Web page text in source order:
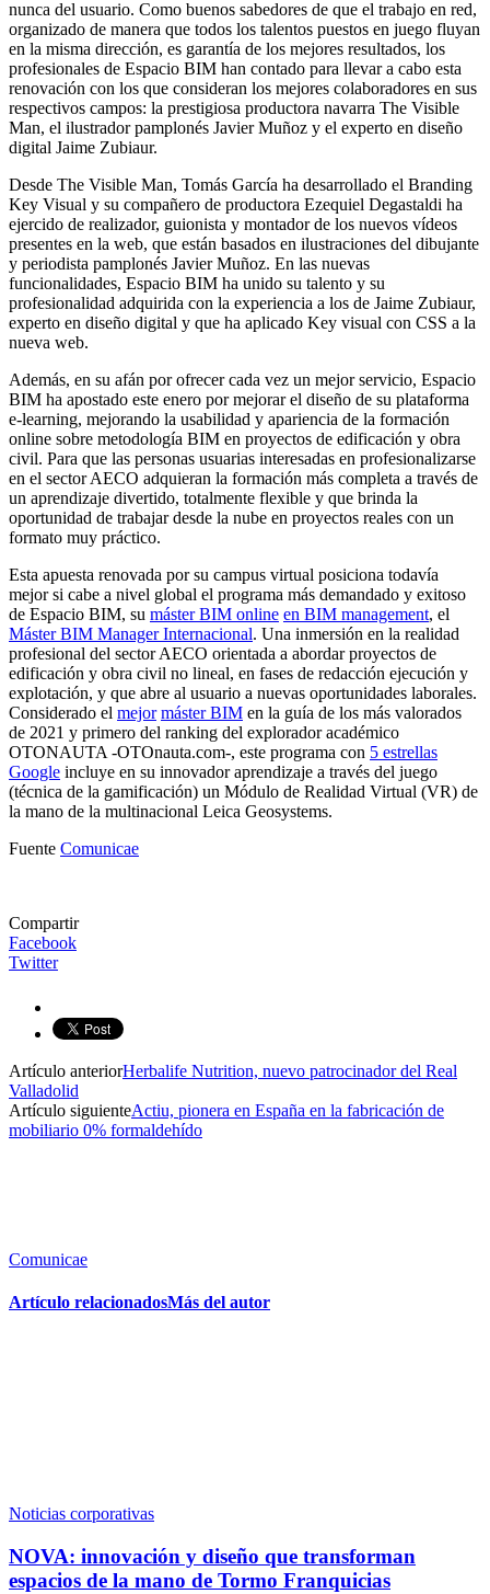
nunca del usuario. Como buenos sabedores de que el trabajo en red,
organizado de manera que todos los talentos puestos en juego fluyan
en la misma dirección, es garantía de los mejores resultados, los
profesionales de Espacio BIM han contado para llevar a cabo esta
renovación con los que consideran los mejores colaboradores en sus
respectivos campos: la prestigiosa productora navarra The Visible
Man, el ilustrador pamplonés Javier Muñoz y el experto en diseño
digital Jaime Zubiaur.
Desde The Visible Man, Tomás García ha desarrollado el Branding
Key Visual y su compañero de productora Ezequiel Degastaldi ha
ejercido de realizador, guionista y montador de los nuevos vídeos
presentes en la web, que están basados en ilustraciones del dibujante
y periodista pamplonés Javier Muñoz. En las nuevas
funcionalidades, Espacio BIM ha unido su talento y su
profesionalidad adquirida con la experiencia a los de Jaime Zubiaur,
experto en diseño digital y que ha aplicado Key visual con CSS a la
nueva web.
Además, en su afán por ofrecer cada vez un mejor servicio, Espacio
BIM ha apostado este enero por mejorar el diseño de su plataforma
e-learning, mejorando la usabilidad y apariencia de la formación
online sobre metodología BIM en proyectos de edificación y obra
civil. Para que las personas usuarias interesadas en profesionalizarse
en el sector AECO adquieran la formación más completa a través de
un aprendizaje divertido, totalmente flexible y que brinda la
oportunidad de trabajar desde la nube en proyectos reales con un
formato muy práctico.
Esta apuesta renovada por su campus virtual posiciona todavía
mejor si cabe a nivel global el programa más demandado y exitoso
de Espacio BIM, su máster BIM online en BIM management, el
Máster BIM Manager Internacional. Una inmersión en la realidad
profesional del sector AECO orientada a abordar proyectos de
edificación y obra civil no lineal, en fases de redacción ejecución y
explotación, y que abre al usuario a nuevas oportunidades laborales.
Considerado el mejor máster BIM en la guía de los más valorados
de 2021 y primero del ranking del explorador académico
OTONAUTA -OTOnauta.com-, este programa con 5 estrellas
Google incluye en su innovador aprendizaje a través del juego
(técnica de la gamificación) un Módulo de Realidad Virtual (VR) de
la mano de la multinacional Leica Geosystems.
Fuente Comunicae
Compartir
Facebook
Twitter
Artículo anteriorHerbalife Nutrition, nuevo patrocinador del Real
Valladolid
Artículo siguienteActiu, pionera en España en la fabricación de
mobiliario 0% formaldehído
Comunicae
Artículo relacionadosMás del autor
Noticias corporativas
NOVA: innovación y diseño que transforman
espacios de la mano de Tormo Franquicias